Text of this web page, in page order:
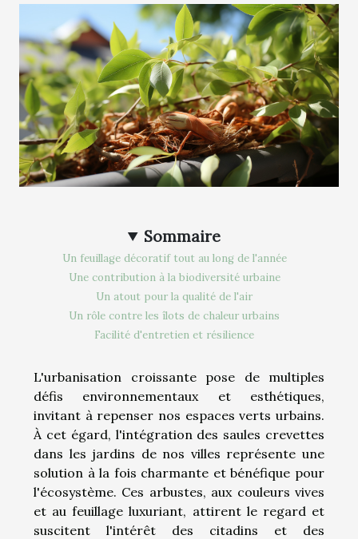
Sommaire
Un feuillage décoratif tout au long de l'année
Une contribution à la biodiversité urbaine
Un atout pour la qualité de l'air
Un rôle contre les îlots de chaleur urbains
Facilité d'entretien et résilience
L'urbanisation croissante pose de multiples
défis environnementaux et esthétiques,
invitant à repenser nos espaces verts urbains.
À cet égard, l'intégration des saules crevettes
dans les jardins de nos villes représente une
solution à la fois charmante et bénéfique pour
l'écosystème. Ces arbustes, aux couleurs vives
et au feuillage luxuriant, attirent le regard et
suscitent l'intérêt des citadins et des